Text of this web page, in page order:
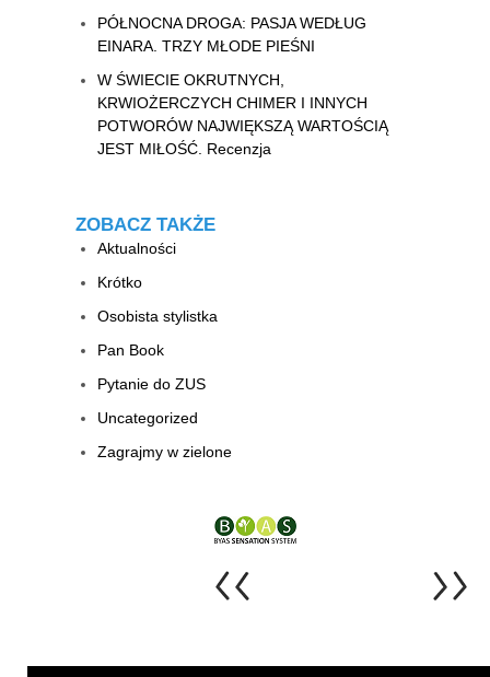
PÓŁNOCNA DROGA: PASJA WEDŁUG
EINARA. TRZY MŁODE PIEŚNI
W ŚWIECIE OKRUTNYCH,
KRWIOŻERCZYCH CHIMER I INNYCH
POTWORÓW NAJWIĘKSZĄ WARTOŚCIĄ
JEST MIŁOŚĆ. Recenzja
ZOBACZ TAKŻE
Aktualności
Krótko
Osobista stylistka
Pan Book
Pytanie do ZUS
Uncategorized
Zagrajmy w zielone